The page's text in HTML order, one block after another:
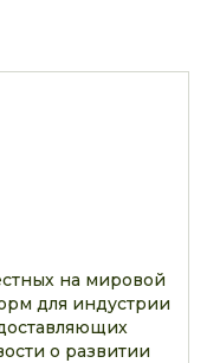
на мировой
для индустрии
о развитии